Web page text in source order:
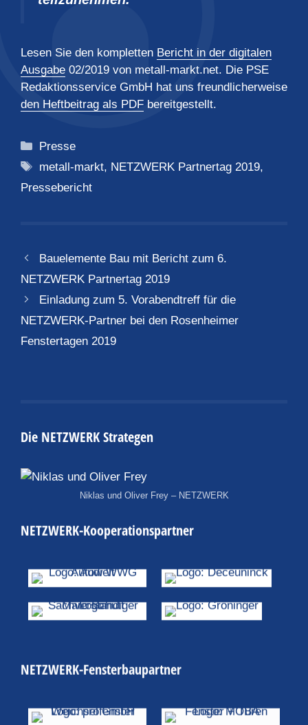
Lesen Sie den kompletten Bericht in der digitalen
Ausgabe 02/2019 von metall-markt.net. Die PSE
Redaktionsservice GmbH hat uns freundlicherweise
den Heftbeitrag als PDF bereitgestellt.
Kategorien
Presse
Schlagwörter
metall-markt, NETZWERK Partnertag 2019,
Pressebericht
Bauelemente Bau mit Bericht zum 6.
NETZWERK Partnertag 2019
Einladung zum 5. Vorabendtreff für die
NETZWERK-Partner bei den Rosenheimer
Fenstertagen 2019
Die NETZWERK Strategen
Niklas und Oliver Frey – NETZWERK
NETZWERK-Kooperationspartner